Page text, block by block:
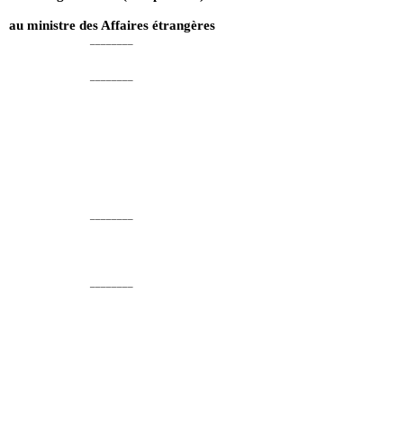
au ministre des Affaires étrangères